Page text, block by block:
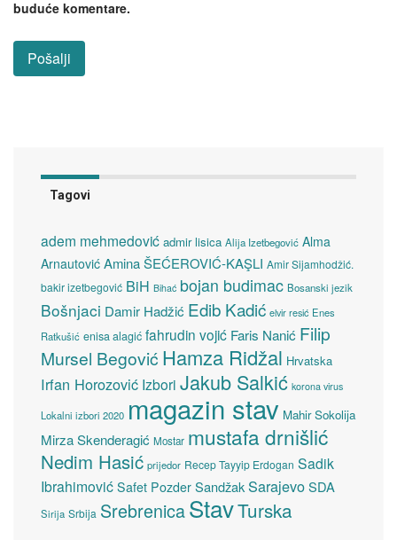
buduće komentare.
Tagovi
adem mehmedović admir lisica Alija Izetbegović Alma
Arnautović Amina ŠEĆEROVIĆ-KAŞLI Amir Sijamhodžić.
bakir izetbegović BiH Bihać bojan budimac Bosanski jezik
Bošnjaci Damir Hadžić Edib Kadić elvir resić Enes
Ratkušić enisa alagić fahrudin vojić Faris Nanić Filip
Mursel Begović Hamza Ridžal Hrvatska
Irfan Horozović Izbori Jakub Salkić korona virus
Lokalni izbori 2020 magazin stav Mahir Sokolija
Mirza Skenderagić Mostar mustafa drnišlić
Nedim Hasić prijedor Recep Tayyip Erdogan Sadik
Ibrahimović Safet Pozder SandžakSarajevoSDA
Sirija Srbija SrebrenicaStavTurska